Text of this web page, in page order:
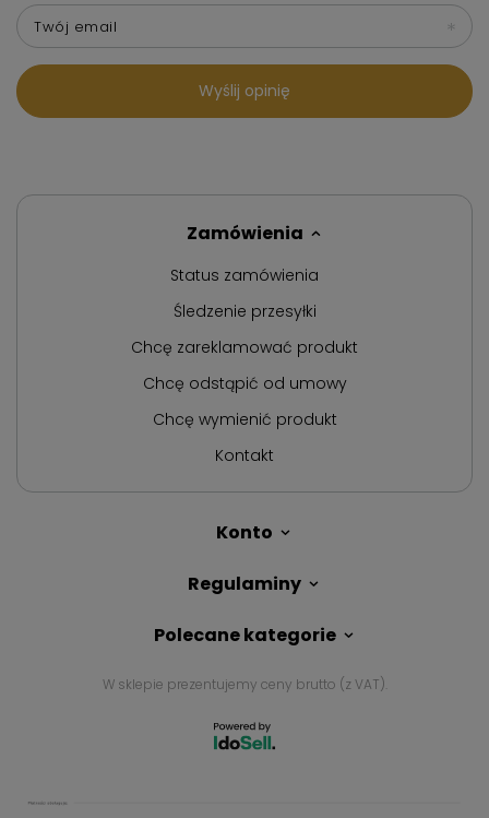
Twój email
Wyślij opinię
Zamówienia
Status zamówienia
Śledzenie przesyłki
Chcę zareklamować produkt
Chcę odstąpić od umowy
Chcę wymienić produkt
Kontakt
Konto
Regulaminy
Polecane kategorie
W sklepie prezentujemy ceny brutto (z VAT).